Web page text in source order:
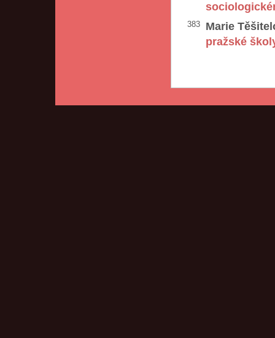
383
Marie
pražské